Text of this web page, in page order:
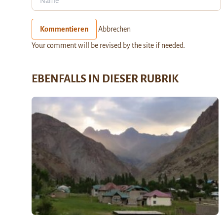
Kommentieren Abbrechen
Your comment will be revised by the site if needed.
EBENFALLS IN DIESER RUBRIK